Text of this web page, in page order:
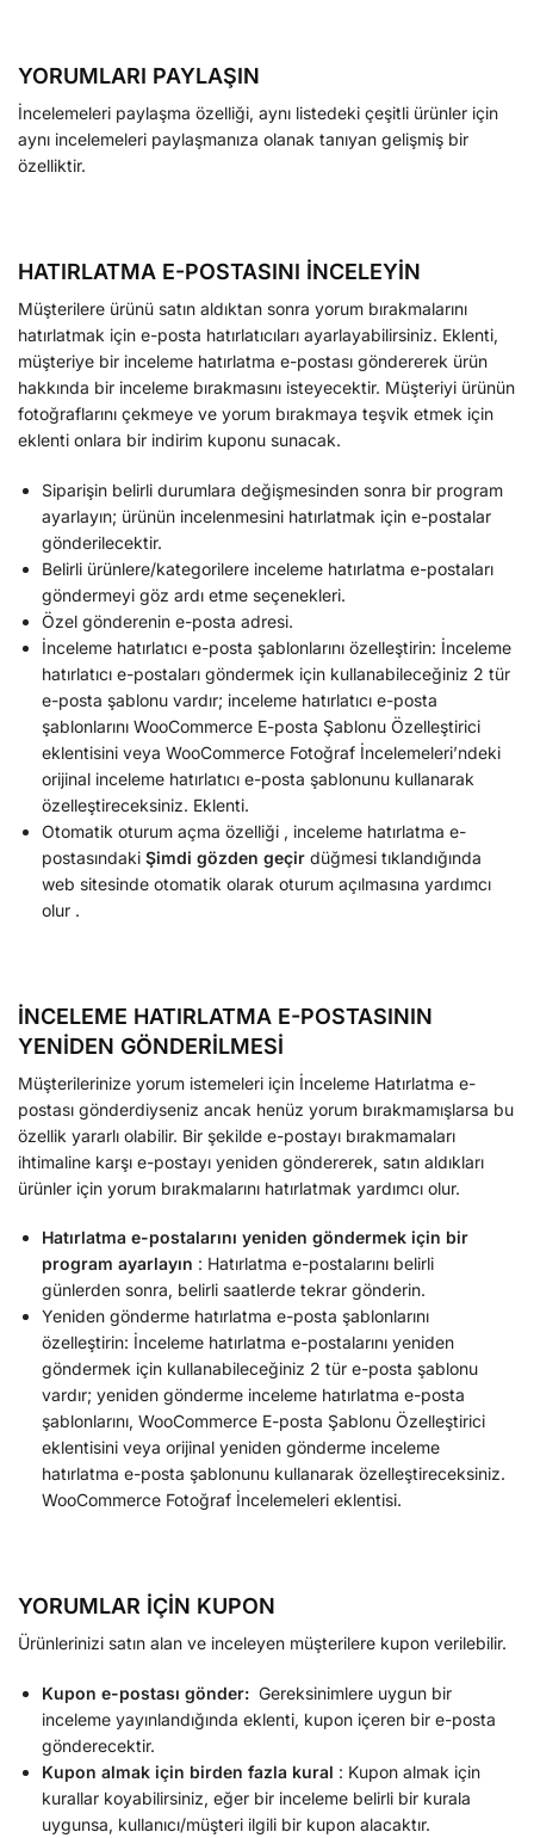
YORUMLARI PAYLAŞIN
İncelemeleri paylaşma özelliği, aynı listedeki çeşitli ürünler için
aynı incelemeleri paylaşmanıza olanak tanıyan gelişmiş bir
özelliktir.
HATIRLATMA E-POSTASINI İNCELEYİN
Müşterilere ürünü satın aldıktan sonra yorum bırakmalarını
hatırlatmak için e-posta hatırlatıcıları ayarlayabilirsiniz. Eklenti,
müşteriye bir inceleme hatırlatma e-postası göndererek ürün
hakkında bir inceleme bırakmasını isteyecektir. Müşteriyi ürünün
fotoğraflarını çekmeye ve yorum bırakmaya teşvik etmek için
eklenti onlara bir indirim kuponu sunacak.
Siparişin belirli durumlara değişmesinden sonra bir program
ayarlayın; ürünün incelenmesini hatırlatmak için e-postalar
gönderilecektir.
Belirli ürünlere/kategorilere inceleme hatırlatma e-postaları
göndermeyi göz ardı etme seçenekleri.
Özel gönderenin e-posta adresi.
İnceleme hatırlatıcı e-posta şablonlarını özelleştirin: İnceleme
hatırlatıcı e-postaları göndermek için kullanabileceğiniz 2 tür
e-posta şablonu vardır; inceleme hatırlatıcı e-posta
şablonlarını WooCommerce E-posta Şablonu Özelleştirici
eklentisini veya WooCommerce Fotoğraf İncelemeleri’ndeki
orijinal inceleme hatırlatıcı e-posta şablonunu kullanarak
özelleştireceksiniz. Eklenti.
Otomatik oturum açma özelliği , inceleme hatırlatma e-
postasındaki Şimdi gözden geçir düğmesi tıklandığında
web sitesinde otomatik olarak oturum açılmasına yardımcı
olur .
İNCELEME HATIRLATMA E-POSTASININ
YENİDEN GÖNDERİLMESİ
Müşterilerinize yorum istemeleri için İnceleme Hatırlatma e-
postası gönderdiyseniz ancak henüz yorum bırakmamışlarsa bu
özellik yararlı olabilir. Bir şekilde e-postayı bırakmamaları
ihtimaline karşı e-postayı yeniden göndererek, satın aldıkları
ürünler için yorum bırakmalarını hatırlatmak yardımcı olur.
Hatırlatma e-postalarını yeniden göndermek için bir
program ayarlayın : Hatırlatma e-postalarını belirli
günlerden sonra, belirli saatlerde tekrar gönderin.
Yeniden gönderme hatırlatma e-posta şablonlarını
özelleştirin: İnceleme hatırlatma e-postalarını yeniden
göndermek için kullanabileceğiniz 2 tür e-posta şablonu
vardır; yeniden gönderme inceleme hatırlatma e-posta
şablonlarını, WooCommerce E-posta Şablonu Özelleştirici
eklentisini veya orijinal yeniden gönderme inceleme
hatırlatma e-posta şablonunu kullanarak özelleştireceksiniz.
WooCommerce Fotoğraf İncelemeleri eklentisi.
YORUMLAR İÇİN KUPON
Ürünlerinizi satın alan ve inceleyen müşterilere kupon verilebilir.
Kupon e-postası gönder: Gereksinimlere uygun bir
inceleme yayınlandığında eklenti, kupon içeren bir e-posta
gönderecektir.
Kupon almak için birden fazla kural : Kupon almak için
kurallar koyabilirsiniz, eğer bir inceleme belirli bir kurala
uygunsa, kullanıcı/müşteri ilgili bir kupon alacaktır.